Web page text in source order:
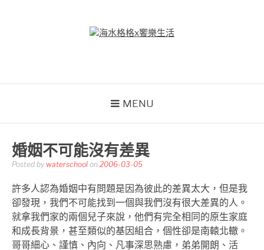
MENU
婚姻不可能沒有差異
Posted by waterschool on 2006-03-05
許多人認為婚姻中有問題是因為彼此的差異太大，但是我
卻發現，我們不可能找到一個與我們沒有很大差異的人。
就拿我們家的兩個兒子來說，他們有完全相同的原生家庭
和成長背景，甚至類似的基因組合，個性卻是南轅北轍。
哥哥細心、謹慎、內向、凡事深思熟慮，弟弟開朗、活